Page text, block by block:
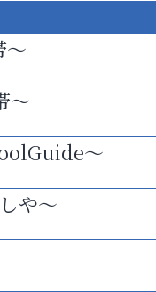
～
～
～
や～